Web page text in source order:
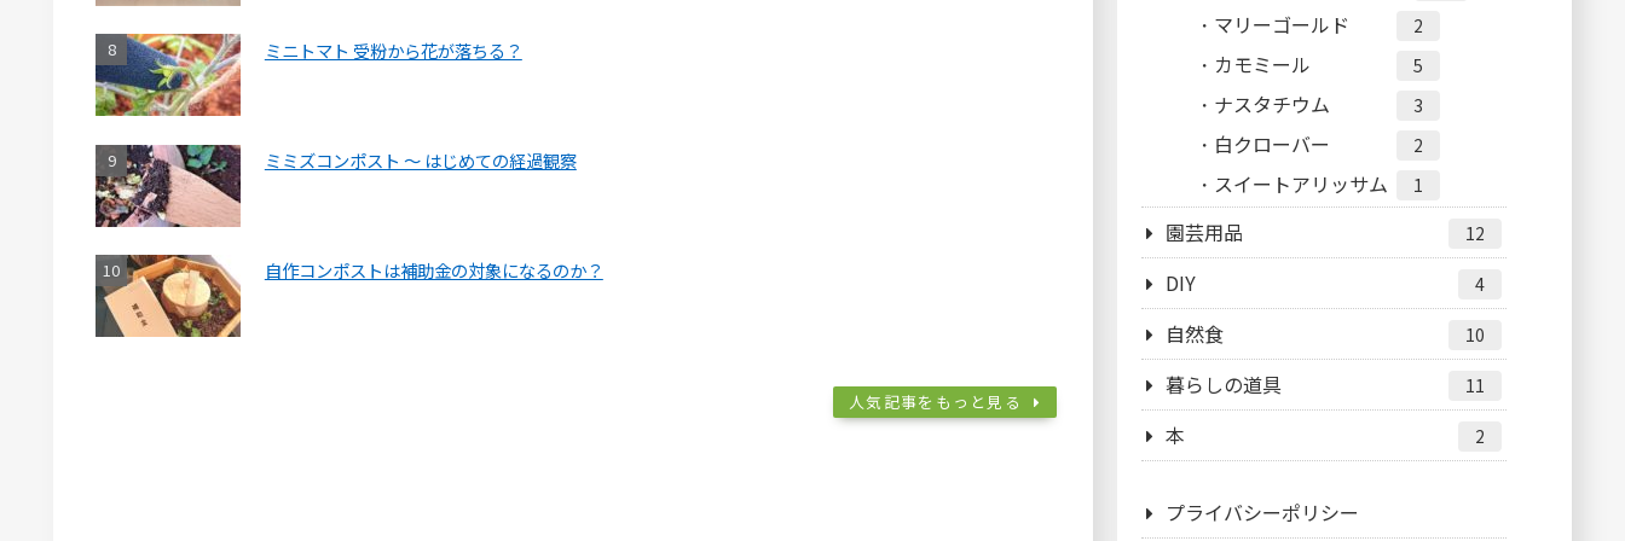
ミニトマト 受粉から花が落ちる？
ミミズコンポスト ～ はじめての経過観察
自作コンポストは補助金の対象になるのか？
人気記事をもっと見る
マリーゴールド 2
カモミール 5
ナスタチウム 3
白クローバー 2
スイートアリッサム 1
園芸用品 12
DIY 4
自然食 10
暮らしの道具 11
本 2
プライバシーポリシー